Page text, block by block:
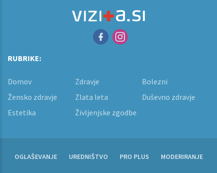
RUBRIKE:
Domov Zdravje
Bolezni
Žensko zdravje
Zlata leta
Duševno zdravje
Estetika
Življenjske zgodbe
OGLAŠEVANJE UREDNIŠTVO PRO PLUS MODERIRANJE